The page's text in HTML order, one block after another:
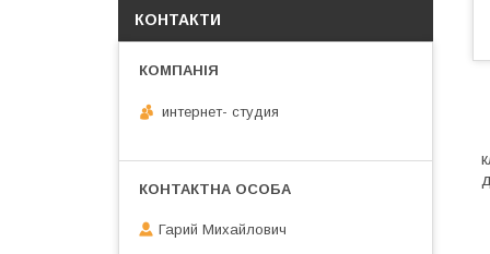
КОНТАКТИ
интернет- студия
Гарий Михайлович